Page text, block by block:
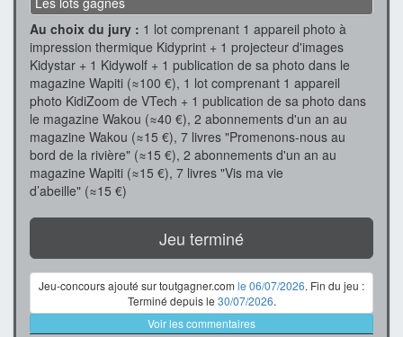
Au choix du jury : 1 lot comprenant 1 appareil photo à
impression thermique Kidyprint + 1 projecteur d'images
Kidystar + 1 Kidywolf + 1 publication de sa photo dans le
magazine Wapiti (≈100 €), 1 lot comprenant 1 appareil
photo KidiZoom de VTech + 1 publication de sa photo dans
le magazine Wakou (≈40 €), 2 abonnements d'un an au
magazine Wakou (≈15 €), 7 livres "Promenons-nous au
bord de la rivière" (≈15 €), 2 abonnements d'un an au
magazine Wapiti (≈15 €), 7 livres "Vis ma vie
d’abeille" (≈15 €)
Jeu terminé
Jeu-concours ajouté sur toutgagner.com le 06/07/2026. Fin du jeu :
Terminé depuis le 30/07/2026.
Voir les commentaires